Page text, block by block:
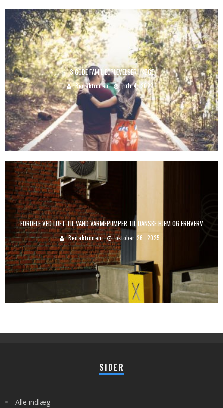
3 GODE FAMILIEOPLEVELSER I KØGE
Redaktionen juli 4, 2022
FORDELE VED LUFT TIL VAND VARMEPUMPER TIL DANSKE HJEM OG ERHVERV
Redaktionen oktober 26, 2025
SIDER
Alle indlæg